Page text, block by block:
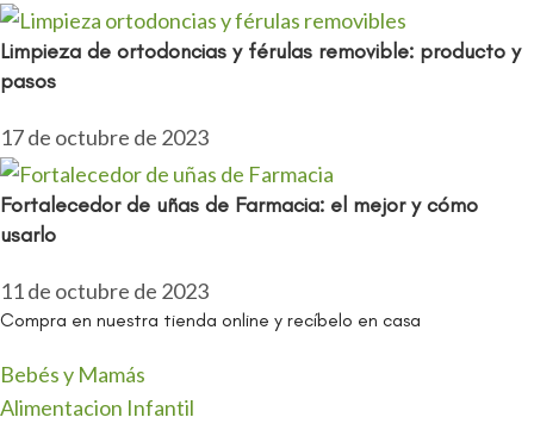
Limpieza de ortodoncias y férulas removible: producto y
pasos
17 de octubre de 2023
Fortalecedor de uñas de Farmacia: el mejor y cómo
usarlo
11 de octubre de 2023
Compra en nuestra tienda online y recíbelo en casa
Bebés y Mamás
Alimentacion Infantil